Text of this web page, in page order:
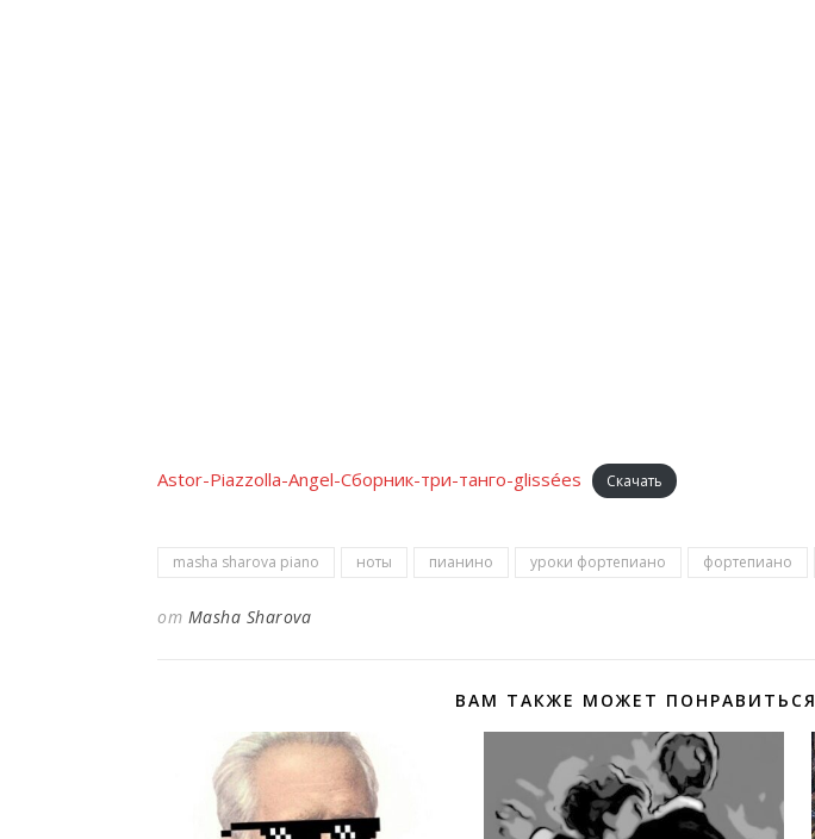
Astor-Piazzolla-Angel-Сборник-три-танго-glissées Скачать
masha sharova piano ноты пианино уроки фортепиано фортепиано
от Masha Sharova
ВАМ ТАКЖЕ МОЖЕТ ПОНРАВИТЬСЯ